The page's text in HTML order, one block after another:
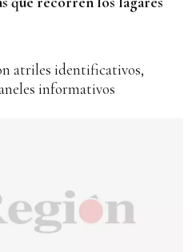
atriles identificativos,
informativos